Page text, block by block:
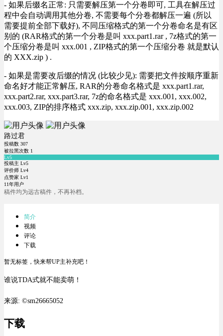
- 如果后缀名正常: 只需要解压第一个分卷即可, 工具在解压过
程中会自动调用其他分卷, 不需要每个分卷都解压一遍 (所以
需要提前全部下载好), 不同压缩格式的第一个分卷命名是有区
别的 (RAR格式的第一个分卷是叫 xxx.part1.rar , 7z格式的第一
个压缩分卷是叫 xxx.001 , ZIP格式的第一个压缩分卷 就是默认
的 XXX.zip ) .
- 如果是需要改后缀的情况 (比较少见): 需要把文件按顺序重新
命名好才能正常解压, RAR的分卷命名格式是 xxx.part1.rar,
xxx.part2.rar, xxx.part3.rar, 7z的命名格式是 xxx.001, xxx.002,
xxx.003, ZIP的排序格式 xxx.zip, xxx.zip.001, xxx.zip.002
路过君
投稿数 307
被拉黑次数 1
Lv5
投稿主 Lv5
评价师 Lv4
点赞家 Lv1
11年用户
稿件均为远古稿件，不再补档。
简介
视频
评论
下载
暂无标签，快来帮UP主补充吧！
谁说TDA式就不能卖萌！
来源: ©sm26665052
下载